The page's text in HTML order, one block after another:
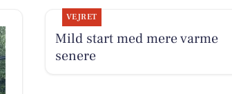
VEJRET
Mild start med mere varme
senere